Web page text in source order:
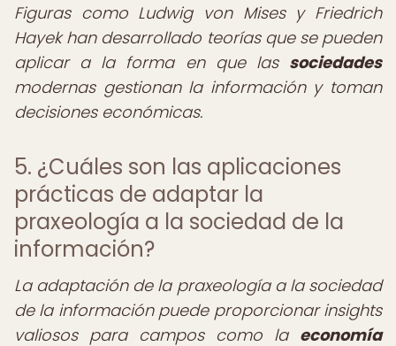
Figuras como Ludwig von Mises y Friedrich
Hayek han desarrollado teorías que se pueden
aplicar a la forma en que las sociedades
modernas gestionan la información y toman
decisiones económicas.
5. ¿Cuáles son las aplicaciones
prácticas de adaptar la
praxeología a la sociedad de la
información?
La adaptación de la praxeología a la sociedad
de la información puede proporcionar insights
valiosos para campos como la economía